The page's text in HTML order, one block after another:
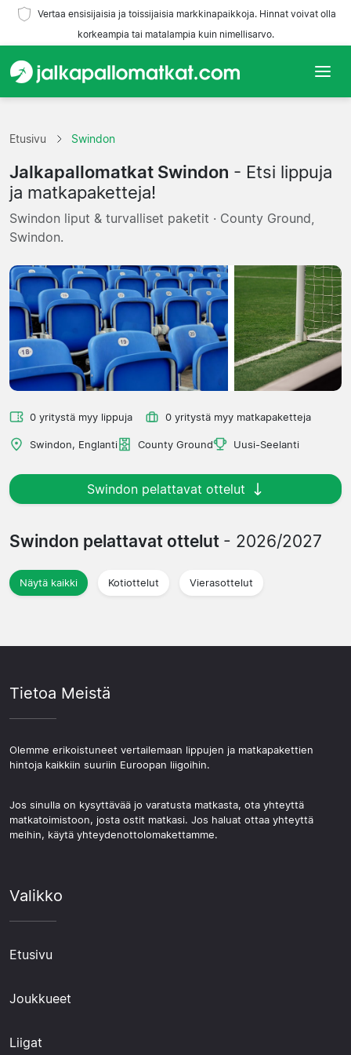
Vertaa ensisijaisia ja toissijaisia markkinapaikkoja. Hinnat voivat olla
korkeampia tai matalampia kuin nimellisarvo.
Joukkueet
Liigat
Matkatoimistoja
Etusivu Swindon
Jalkapallomatkat Swindon - Etsi lippuja
ja matkapaketteja!
Swindon liput & turvalliset paketit · County Ground,
Swindon.
0 yritystä myy lippuja 0 yritystä myy matkapaketteja
Swindon, Englanti County Ground Uusi-Seelanti
Swindon pelattavat ottelut
Swindon pelattavat ottelut - 2026/2027
Näytä kaikki Kotiottelut Vierasottelut
Tietoa Meistä
Olemme erikoistuneet vertailemaan lippujen ja matkapakettien
hintoja kaikkiin suuriin Euroopan liigoihin.
Jos sinulla on kysyttävää jo varatusta matkasta, ota yhteyttä
matkatoimistoon, josta ostit matkasi. Jos haluat ottaa yhteyttä
meihin, käytä yhteydenottolomakettamme.
Valikko
Etusivu
Joukkueet
Liigat